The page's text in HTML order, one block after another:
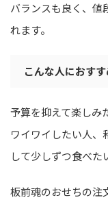
バランスも良く、値
れます。
こんな人におすす
予算を抑えて楽しみ
ワイワイしたい人、
して少しずつ食べた
板前魂のおせちの